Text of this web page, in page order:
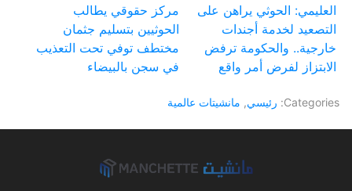
العليمي: الحوثي يراهن على
التصعيد لخدمة أجندات
خارجية.. والحكومة ترفض
الابتزاز لفرض أمر واقع
مركز حقوقي يطالب
الحوثيين بتسليم جثمان
مختطف توفي تحت التعذيب
في سجن بالبيضاء
Categories: رئيسي, مانشيتات عالمية